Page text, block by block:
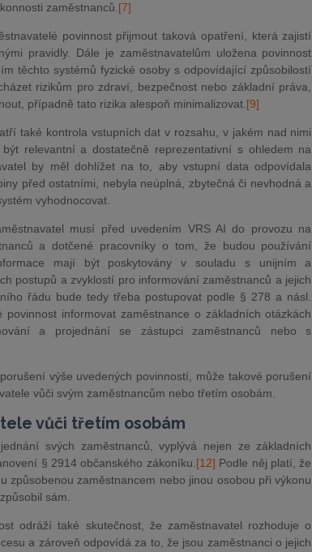
zaměstnanců. [7]
povinnost přijmout taková opatření, která zajistí
pravidly. Dále je zaměstnavatelům uložena povinnost
těchto systémů fyzické osoby s odpovídající způsobilostí
rizikům pro zdraví, bezpečnost nebo základní práva,
případně tato rizika alespoň minimalizovat. [9]
také kontrola vstupních dat v rozsahu, v jakém nad nimi
relevantní a dostatečně reprezentativní s ohledem na
by měl dohlížet na to, aby vstupní data odpovídala
před ostatními, nebyla neúplná, zbytečná či nevhodná a
vyhodnocovat.
musí před uvedením VRS AI do provozu na
a dotčené pracovníky o tom, že budou používání
mají být poskytovány v souladu s unijním a
postupů a zvyklostí pro informování zaměstnanců a jejich
řádu bude tedy třeba postupovat podle § 278 a násl.
informovat zaměstnance o základních otázkách
a projednání se zástupci zaměstnanců nebo s
výše uvedených povinností, může takové porušení
vůči svým zaměstnancům nebo třetím osobám.
vůči třetím osobám
svých zaměstnanců, vyplývá nejen ze základních
§ 2914 občanského zákoníku. [12] Podle něj platí, že
způsobenou zaměstnancem nebo jinou osobou při výkonu
sám.
odráží také skutečnost, že zaměstnavatel rozhoduje o
a zároveň odpovídá za to, že jsou zaměstnanci o jejich